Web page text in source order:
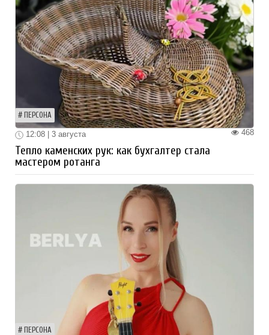
ПЕРСОНА
468
12:08 | 3 августа
Тепло каменских рук: как бухгалтер стала
мастером ротанга
ПЕРСОНА